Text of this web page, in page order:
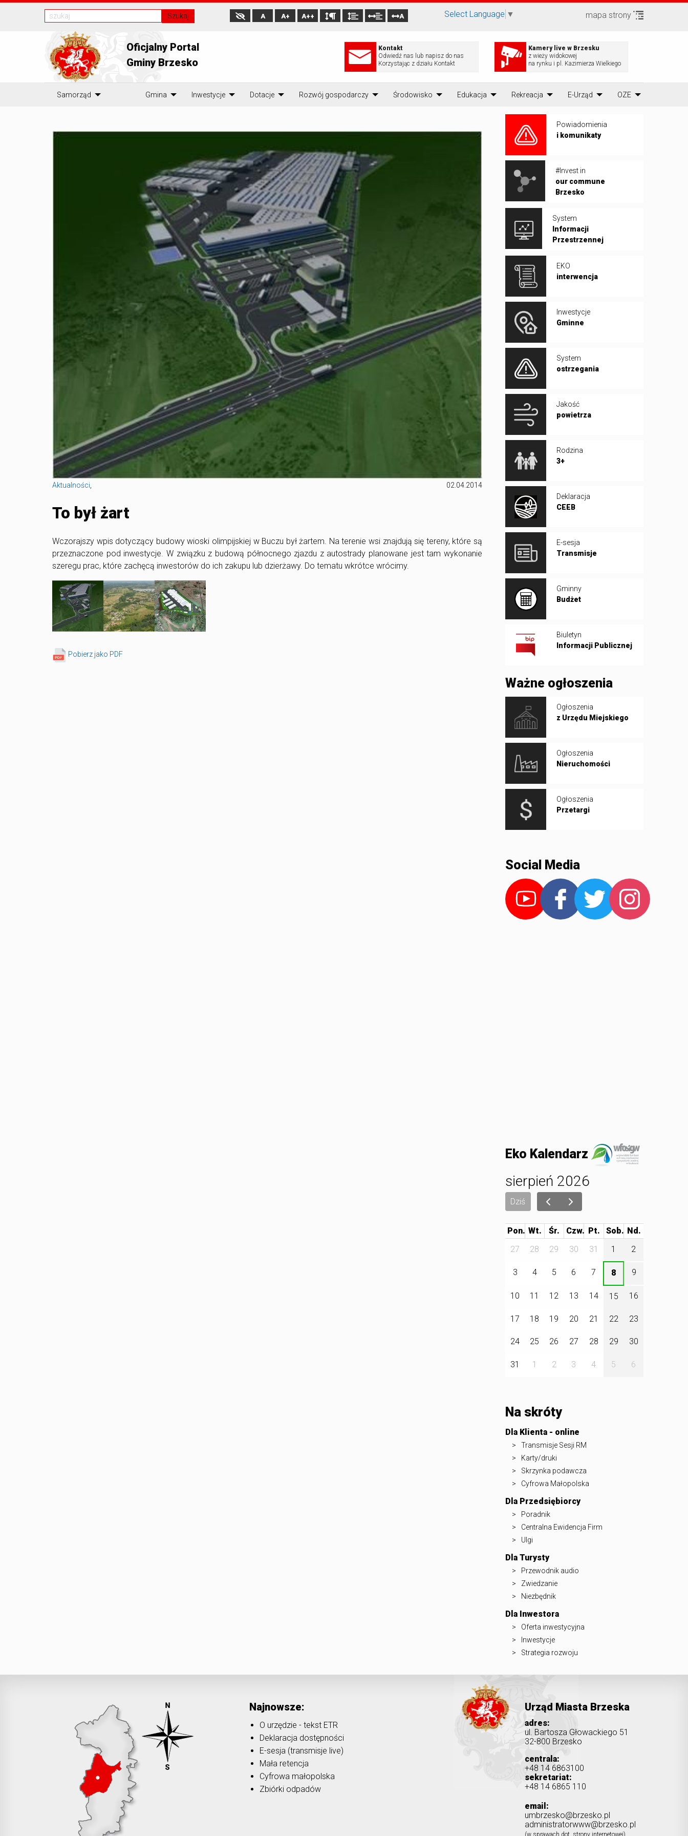
Szukaj A A+ A++ A Select Language ▼ mapa strony
Oficjalny Portal
Gminy Brzesko
Kontakt
Odwiedź nas lub napisz do nas
Korzystając z działu Kontakt
Kamery live w Brzesku
z wieży widokowej
na rynku i pl. Kazimierza Wielkiego
Samorząd Gmina Inwestycje Dotacje Rozwój gospodarczy Środowisko Edukacja Rekreacja E-Urząd OZE
Aktualności 02.04.2014
To był żart
Wczorajszy wpis dotyczący budowy wioski olimpijskiej w Buczu był żartem. Na terenie wsi znajdują się tereny, które są
przeznaczone pod inwestycje. W związku z budową północnego zjazdu z autostrady planowane jest tam wykonanie
szeregu prac, które zachęcą inwestorów do ich zakupu lub dzierżawy. Do tematu wkrótce wrócimy.
Pobierz jako PDF
Powiadomienia
i komunikaty
#Invest in
our commune
Brzesko
System
Informacji
Przestrzennej
EKO
interwencja
Inwestycje
Gminne
System
ostrzegania
Jakość
powietrza
Rodzina
3+
Deklaracja
CEEB
E-sesja
Transmisje
Gminny
Budżet
Biuletyn
Informacji Publicznej
Ważne ogłoszenia
Ogłoszenia
z Urzędu Miejskiego
Ogłoszenia
Nieruchomości
Ogłoszenia
Przetargi
Social Media
Eko Kalendarz
sierpień 2026
Dziś
Pon. Wt. Śr. Czw. Pt.
Sob.
27
28 29 30 31 1 2
3 4 5 6 7 8 9
10 11 12 13 14 15 16
17 18 19 20 21 22 23
24 25 26 27 28 29 30
31 1 2 3 4 5 6
Na skróty
Dla Klienta - online
Transmisje Sesji RM
Karty/druki
Skrzynka podawcza
Cyfrowa Małopolska
Dla Przedsiębiorcy
Poradnik
Centralna Ewidencja Firm
Ulgi
Dla Turysty
Przewodnik audio
Zwiedzanie
Niezbędnik
Dla Inwestora
Oferta inwestycyjna
Inwestycje
Strategia rozwoju
Najnowsze:
O urzędzie - tekst ETR
Deklaracja dostępności
E-sesja (transmisje live)
Mała retencja
Cyfrowa małopolska
Zbiórki odpadów
Urząd Miasta Brzeska
adres:
ul. Bartosza Głowackiego 51
32-800 Brzesko
centrala:
+48 14 6863100
sekretariat:
+48 14 6865 110
email:
umbrzesko@brzesko.pl
administratorwww@brzesko.pl